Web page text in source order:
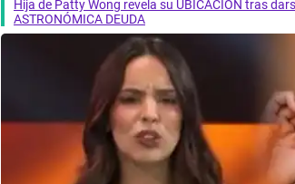
Hija de Patty Wong revela su UBICACIÓN tras
ASTRONÓMICA DEUDA